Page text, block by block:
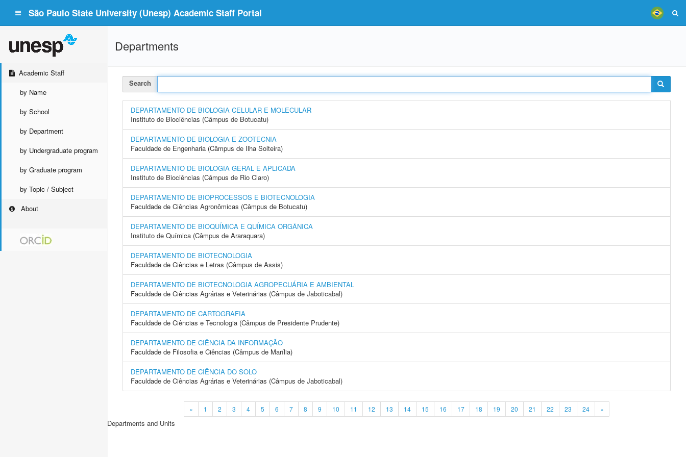
São Paulo State University (Unesp) Academic Staff Portal
Academic Staff
by Name
by School
by Department
by Undergraduate program
by Graduate program
by Topic / Subject
About
Departments
Search
DEPARTAMENTO DE BIOLOGIA CELULAR E MOLECULAR
Instituto de Biociências (Câmpus de Botucatu)
DEPARTAMENTO DE BIOLOGIA E ZOOTECNIA
Faculdade de Engenharia (Câmpus de Ilha Solteira)
DEPARTAMENTO DE BIOLOGIA GERAL E APLICADA
Instituto de Biociências (Câmpus de Rio Claro)
DEPARTAMENTO DE BIOPROCESSOS E BIOTECNOLOGIA
Faculdade de Ciências Agronômicas (Câmpus de Botucatu)
DEPARTAMENTO DE BIOQUÍMICA E QUÍMICA ORGÂNICA
Instituto de Química (Câmpus de Araraquara)
DEPARTAMENTO DE BIOTECNOLOGIA
Faculdade de Ciências e Letras (Câmpus de Assis)
DEPARTAMENTO DE BIOTECNOLOGIA AGROPECUÁRIA E AMBIENTAL
Faculdade de Ciências Agrárias e Veterinárias (Câmpus de Jaboticabal)
DEPARTAMENTO DE CARTOGRAFIA
Faculdade de Ciências e Tecnologia (Câmpus de Presidente Prudente)
DEPARTAMENTO DE CIÊNCIA DA INFORMAÇÃO
Faculdade de Filosofia e Ciências (Câmpus de Marília)
DEPARTAMENTO DE CIÊNCIA DO SOLO
Faculdade de Ciências Agrárias e Veterinárias (Câmpus de Jaboticabal)
« 1 2 3 4 5 6 7 8 9 10 11 12 13 14 15 16 17 18 19 20 21 22 23 24 »
Departments and Units